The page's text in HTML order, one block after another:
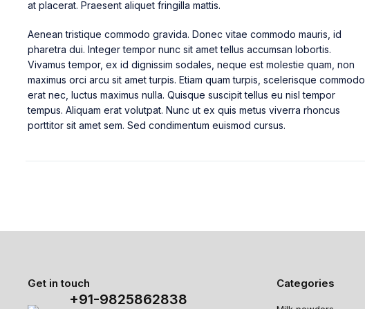
at placerat. Praesent aliquet fringilla mattis.
Aenean tristique commodo gravida. Donec vitae commodo mauris, id
pharetra dui. Integer tempor nunc sit amet tellus accumsan lobortis.
Vivamus tempor, ex id dignissim sodales, neque est molestie quam, non
maximus orci arcu sit amet turpis. Etiam quam turpis, scelerisque commodo
erat nec, luctus maximus nulla. Quisque suscipit tellus eu nisl tempor
tempus. Aliquam erat volutpat. Nunc ut ex quis metus viverra rhoncus
porttitor sit amet sem. Sed condimentum euismod cursus.
Get in touch
+91-9825862838
Categories